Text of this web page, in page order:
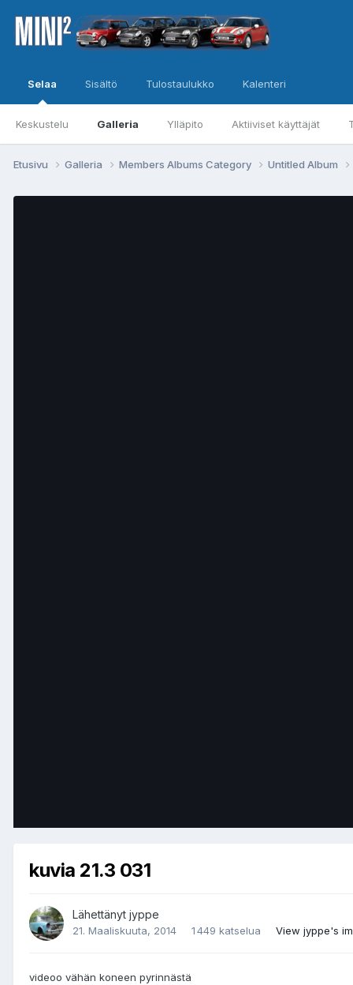
Selaa
Keskustelu Galleria Ylläpito Aktiiviset käyttäjät
Sisältö Tulostaulukko Kalenteri
Etusivu Galleria Members Albums Category Untitled Album
kuvia 21.3 031
Lähettänyt jyppe
21. Maaliskuuta, 2014 1 449 katselua View jyppe's
videoo vähän koneen pyrinnästä